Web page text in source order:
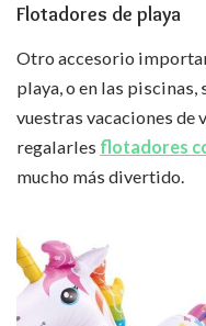
Flotadores de playa
Otro accesorio
playa, o en las
vuestras vacaciones de
regalarles flotadores
mucho más divertido.